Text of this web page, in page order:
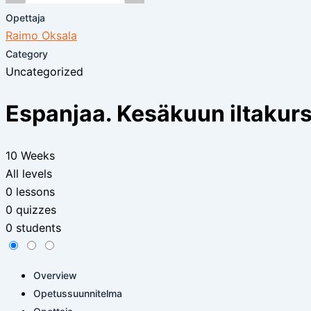
Opettaja
Raimo Oksala
Category
Uncategorized
Espanjaa. Kesäkuun
10 Weeks
All levels
0 lessons
0 quizzes
0 students
Overview
Opetussuunnitelma